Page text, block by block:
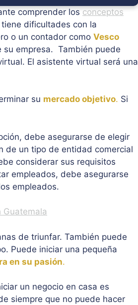
comprender los conceptos
dificultades con la
o un contador como Vesco
su empresa. También puede
El asistente virtual será una
su mercado objetivo. Si
debe asegurarse de elegir
de un tipo de entidad comercial
considerar sus requisitos
empleados, debe asegurarse
empleados.
Guatemala
de triunfar. También puede
Puede iniciar una pequeña
en su pasión.
un negocio en casa es
siempre que no puede hacer